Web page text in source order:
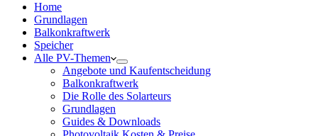
Home
Grundlagen
Balkonkraftwerk
Speicher
Alle PV-Themen
Angebote und Kaufentscheidung
Balkonkraftwerk
Die Rolle des Solarteurs
Grundlagen
Guides & Downloads